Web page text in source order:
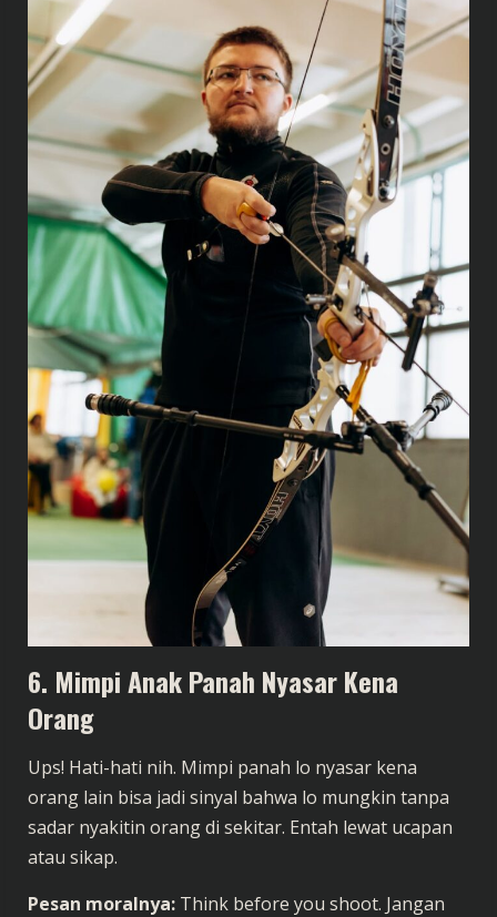
6. Mimpi Anak Panah Nyasar Kena
Orang
Ups! Hati-hati nih. Mimpi panah lo nyasar kena
orang lain bisa jadi sinyal bahwa lo mungkin tanpa
sadar nyakitin orang di sekitar. Entah lewat ucapan
atau sikap.
Pesan moralnya: Think before you shoot. Jangan